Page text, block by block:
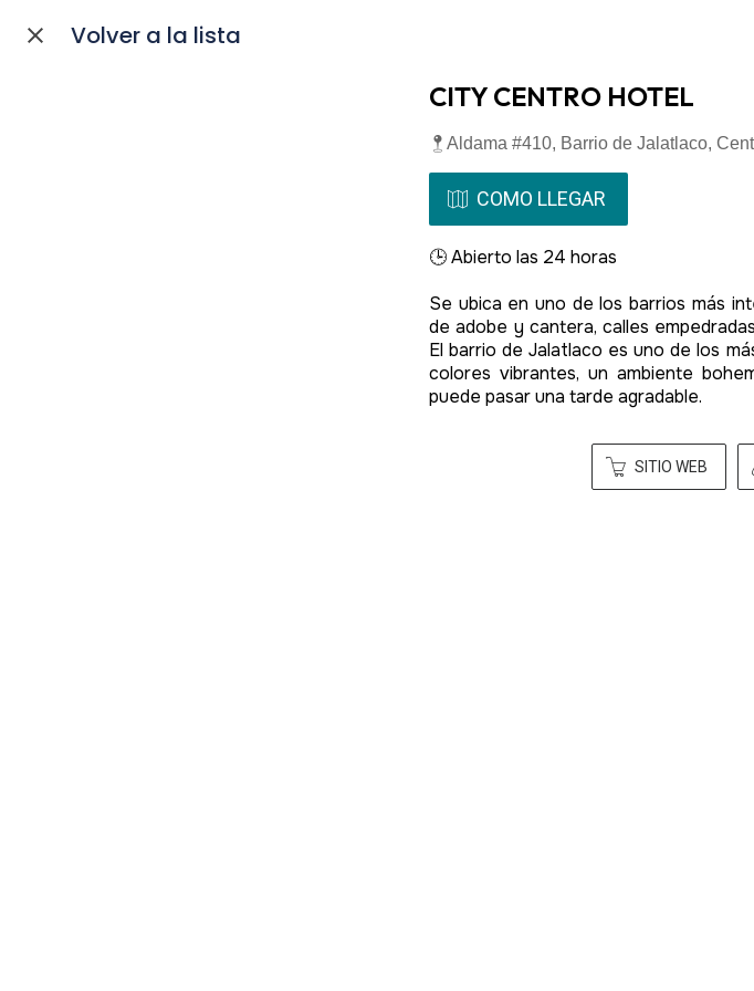
Volver a la lista
CITY CENTRO HOTEL
Aldama #410, Barrio de Jalatlaco,
COMO LLEGAR
🕒 Abierto las 24 horas
Se ubica en uno de los barrios más
de adobe y cantera, calles
El barrio de Jalatlaco es uno de los
colores vibrantes, un ambiente
puede pasar una tarde agradable.
SITIO WEB